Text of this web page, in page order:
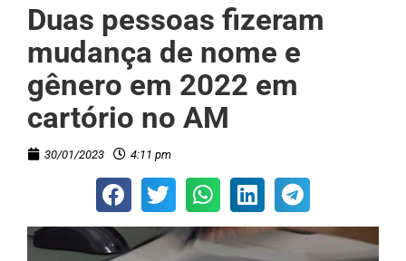
Duas pessoas fizeram
mudança de nome e
gênero em 2022 em
cartório no AM
30/01/2023 4:11 pm